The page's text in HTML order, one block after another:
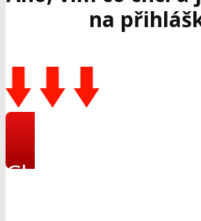
na
Chci se přihlásit